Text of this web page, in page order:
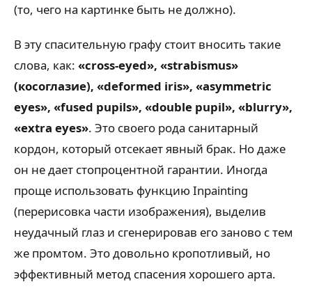
(то, чего на картинке быть не должно).
В эту спасительную графу стоит вносить такие
слова, как: «cross-eyed», «strabismus»
(косоглазие), «deformed iris», «asymmetric
eyes», «fused pupils», «double pupil», «blurry»,
«extra eyes». Это своего рода санитарный
кордон, который отсекает явный брак. Но даже
он не дает стопроцентной гарантии. Иногда
проще использовать функцию Inpainting
(перерисовка части изображения), выделив
неудачный глаз и сгенерировав его заново с тем
же промтом. Это довольно кропотливый, но
эффективный метод спасения хорошего арта.